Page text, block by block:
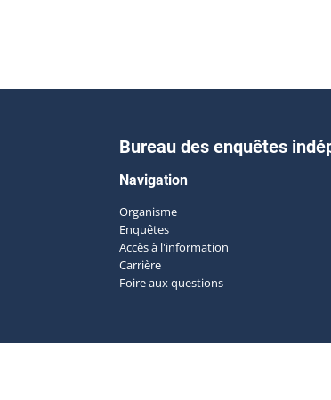
Bureau des enquêtes
Navigation
Organisme
Enquêtes
Accès à l'information
Carrière
Foire aux questions